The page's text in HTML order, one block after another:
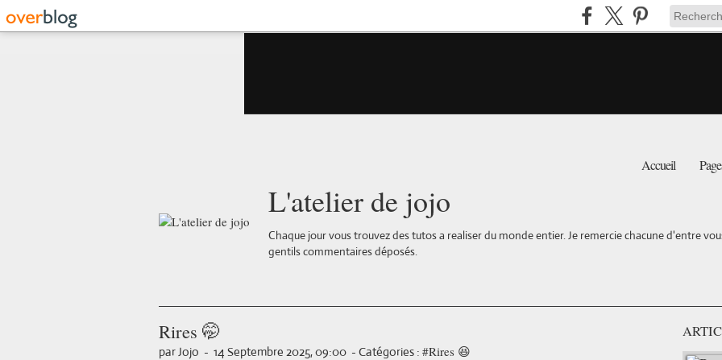
Accueil
L'atelier de jojo
Chaque jour vous trouvez des tutos a realiser du monde entier. Je remercie chacune d'entre
gentils commentaires déposés.
Rires 🤭
par Jojo - 14 Septembre 2025, 09:00 - Catégories : #Rires 😆